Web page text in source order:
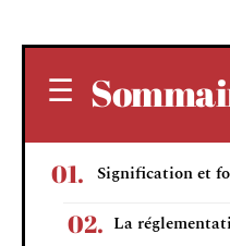
Signification et
La